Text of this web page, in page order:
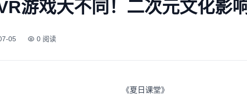
游戏大不同！二次元文化影
05 0 阅读
《夏日课堂》